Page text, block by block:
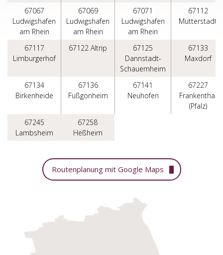
67067
Ludwigshafen
am Rhein
67069
Ludwigshafen
am Rhein
67071
Ludwigshafen
am Rhein
67112
Mutterstadt
67117
Limburgerhof
67122 Altrip
67125
Dannstadt-
Schauernheim
67133
Maxdorf
67134
Birkenheide
67136
Fußgönheim
67141
Neuhofen
67227
Frankenthal
(Pfalz)
67245
Lambsheim
67258
Heßheim
Routenplanung mit Google Maps